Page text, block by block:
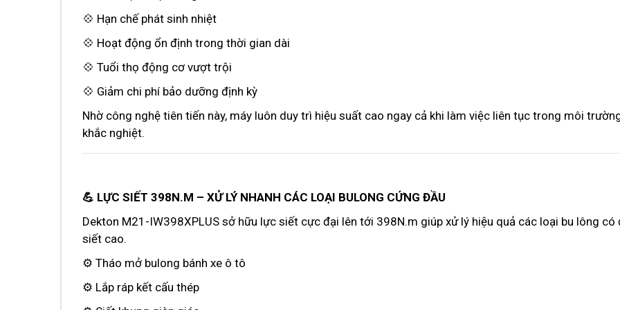
💠 Hạn chế phát sinh nhiệt
💠 Hoạt động ổn định trong thời gian dài
💠 Tuổi thọ động cơ vượt trội
💠 Giảm chi phí bảo dưỡng định kỳ
Nhờ công nghệ tiên tiến này, máy luôn duy trì hiệu suất cao ngay cả khi làm việc liên tục trong môi
khắc nghiệt.
💪 LỰC SIẾT 398N.M – XỬ LÝ NHANH CÁC LOẠI BULONG CỨNG ĐẦU
Dekton M21-IW398XPLUS sở hữu lực siết cực đại lên tới 398N.m giúp xử lý hiệu quả các loại bu lông có
siết cao.
⚙️ Tháo mở bulong bánh xe ô tô
⚙️ Lắp ráp kết cấu thép